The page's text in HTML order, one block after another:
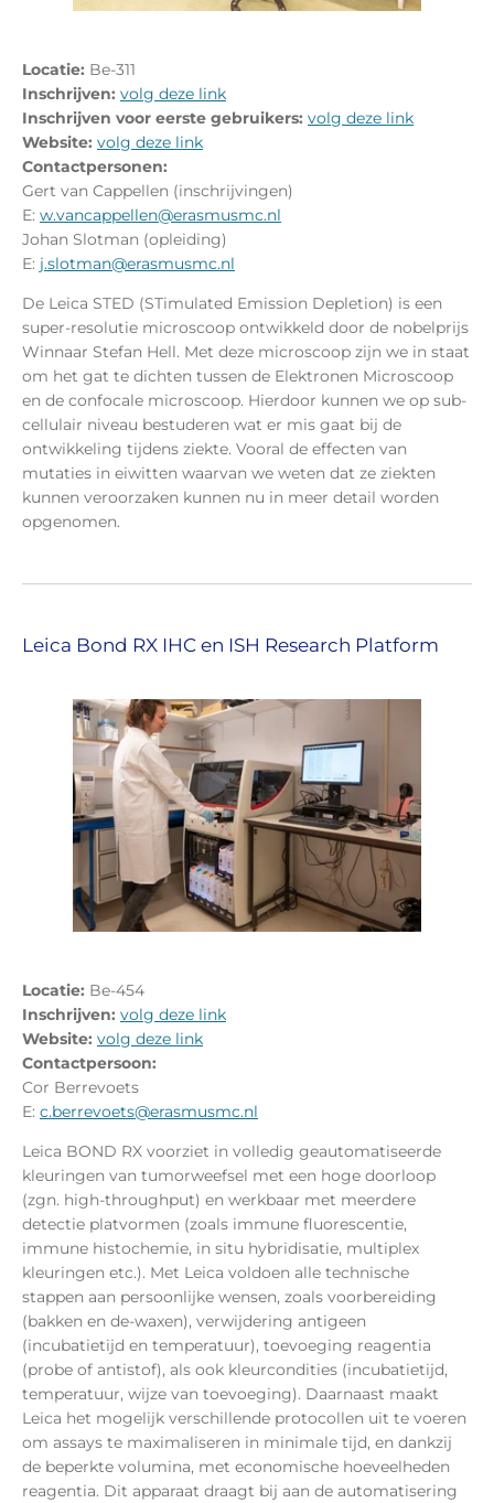
Locatie: Be-311
Inschrijven: volg deze link
Inschrijven voor eerste gebruikers: volg deze link
Website: volg deze link
Contactpersonen:
Gert van Cappellen (inschrijvingen)
E: w.vancappellen@erasmusmc.nl
Johan Slotman (opleiding)
E: j.slotman@erasmusmc.nl
De Leica STED (STimulated Emission Depletion) is een
super-resolutie microscoop ontwikkeld door de nobelprijs
Winnaar Stefan Hell. Met deze microscoop zijn we in staat
om het gat te dichten tussen de Elektronen Microscoop
en de confocale microscoop. Hierdoor kunnen we op sub-
cellulair niveau bestuderen wat er mis gaat bij de
ontwikkeling tijdens ziekte. Vooral de effecten van
mutaties in eiwitten waarvan we weten dat ze ziekten
kunnen veroorzaken kunnen nu in meer detail worden
opgenomen.
Leica Bond RX IHC en ISH Research Platform
Locatie: Be-454
Inschrijven: volg deze link
Website: volg deze link
Contactpersoon:
Cor Berrevoets
E: c.berrevoets@erasmusmc.nl
Leica BOND RX voorziet in volledig geautomatiseerde
kleuringen van tumorweefsel met een hoge doorloop
(zgn. high-throughput) en werkbaar met meerdere
detectie platvormen (zoals immune fluorescentie,
immune histochemie, in situ hybridisatie, multiplex
kleuringen etc.). Met Leica voldoen alle technische
stappen aan persoonlijke wensen, zoals voorbereiding
(bakken en de-waxen), verwijdering antigeen
(incubatietijd en temperatuur), toevoeging reagentia
(probe of antistof), als ook kleurcondities (incubatietijd,
temperatuur, wijze van toevoeging). Daarnaast maakt
Leica het mogelijk verschillende protocollen uit te voeren
om assays te maximaliseren in minimale tijd, en dankzij
de beperkte volumina, met economische hoeveelheden
reagentia. Dit apparaat draagt bij aan de automatisering